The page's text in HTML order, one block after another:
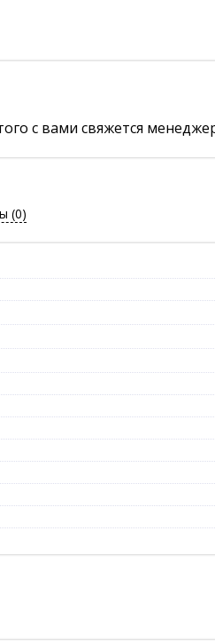
с вами свяжется
(0)